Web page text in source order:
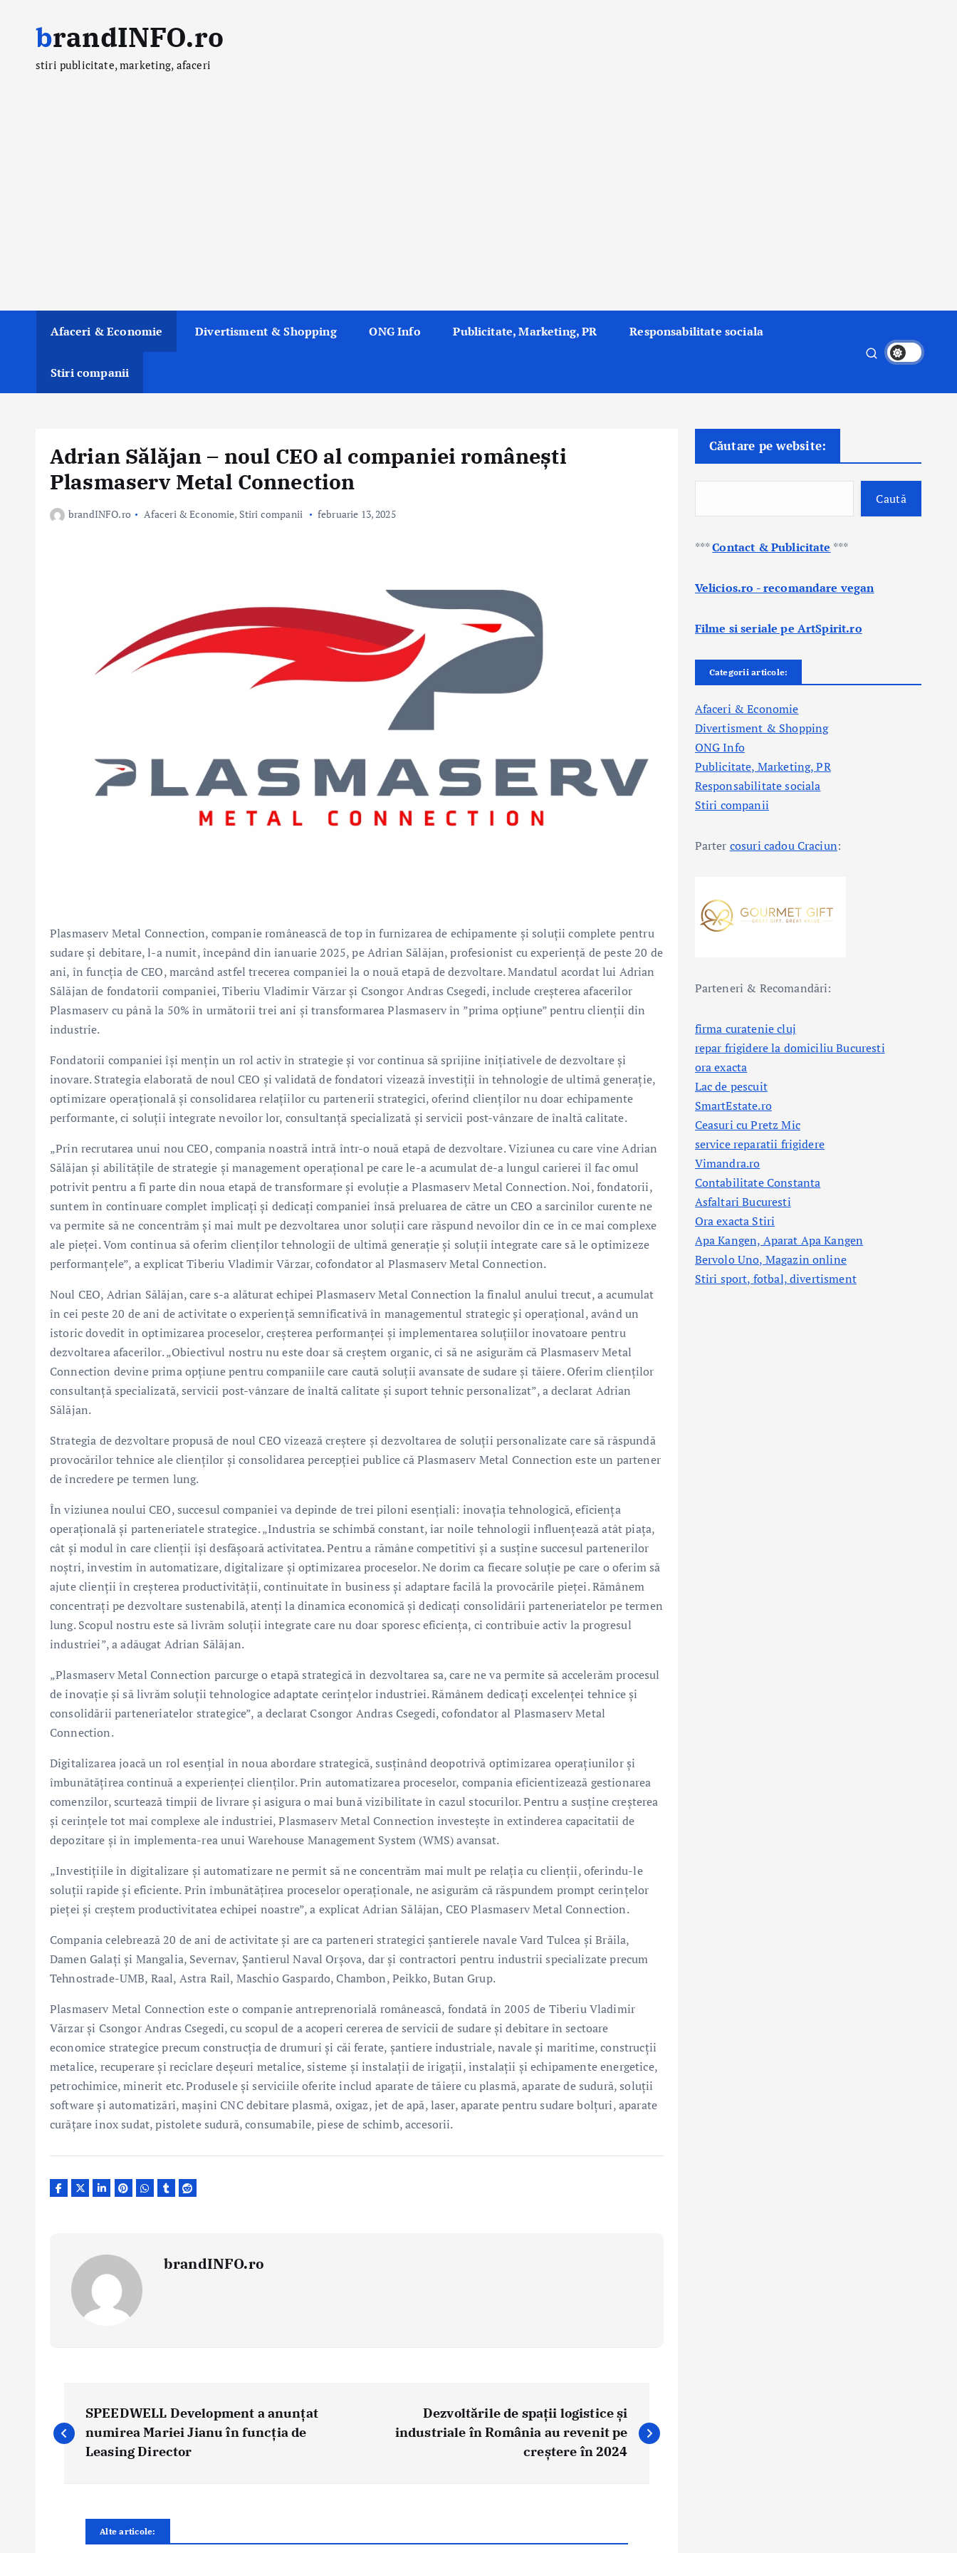
brandINFO.ro
stiri publicitate, marketing, afaceri
Afaceri & Economie Divertisment & Shopping ONG Info Publicitate, Marketing, PR Responsabilitate sociala
Stiri companii
Adrian Sălăjan – noul CEO al companiei românești
Plasmaserv Metal Connection
brandINFO.ro Afaceri & Economie, Stiri companii februarie 13, 2025
Plasmaserv Metal Connection, companie românească de top în furnizarea de echipamente și soluții complete pentru
sudare și debitare, l-a numit, începând din ianuarie 2025, pe Adrian Sălăjan, profesionist cu experiență de peste 20 de
ani, în funcția de CEO, marcând astfel trecerea companiei la o nouă etapă de dezvoltare. Mandatul acordat lui Adrian
Sălăjan de fondatorii companiei, Tiberiu Vladimir Vărzar și Csongor Andras Csegedi, include creșterea afacerilor
Plasmaserv cu până la 50% în următorii trei ani și transformarea Plasmaserv în ”prima opțiune” pentru clienții din
industrie.
Fondatorii companiei își mențin un rol activ în strategie și vor continua să sprijine inițiativele de dezvoltare și
inovare. Strategia elaborată de noul CEO și validată de fondatori vizează investiții în tehnologie de ultimă generație,
optimizare operațională și consolidarea relațiilor cu partenerii strategici, oferind clienților nu doar echipamente
performante, ci soluții integrate nevoilor lor, consultanță specializată și servicii post-vânzare de înaltă calitate.
„Prin recrutarea unui nou CEO, compania noastră intră într-o nouă etapă de dezvoltare. Viziunea cu care vine Adrian
Sălăjan și abilitățile de strategie și management operațional pe care le-a acumulat de-a lungul carierei îl fac omul
potrivit pentru a fi parte din noua etapă de transformare și evoluție a Plasmaserv Metal Connection. Noi, fondatorii,
suntem în continuare complet implicați și dedicați companiei însă preluarea de către un CEO a sarcinilor curente ne
va permite să ne concentrăm și mai mult pe dezvoltarea unor soluții care răspund nevoilor din ce în ce mai complexe
ale pieței. Vom continua să oferim clienților tehnologii de ultimă generație și soluții integrate care să le optimizeze
performanțele”, a explicat Tiberiu Vladimir Vărzar, cofondator al Plasmaserv Metal Connection.
Noul CEO, Adrian Sălăjan, care s-a alăturat echipei Plasmaserv Metal Connection la finalul anului trecut, a acumulat
în cei peste 20 de ani de activitate o experiență semnificativă în managementul strategic și operațional, având un
istoric dovedit în optimizarea proceselor, creșterea performanței și implementarea soluțiilor inovatoare pentru
dezvoltarea afacerilor. „Obiectivul nostru nu este doar să creștem organic, ci să ne asigurăm că Plasmaserv Metal
Connection devine prima opțiune pentru companiile care caută soluții avansate de sudare și tăiere. Oferim clienților
consultanță specializată, servicii post-vânzare de înaltă calitate și suport tehnic personalizat”, a declarat Adrian
Sălăjan.
Strategia de dezvoltare propusă de noul CEO vizează creștere și dezvoltarea de soluții personalizate care să răspundă
provocărilor tehnice ale clienților și consolidarea percepției publice că Plasmaserv Metal Connection este un partener
de încredere pe termen lung.
În viziunea noului CEO, succesul companiei va depinde de trei piloni esențiali: inovația tehnologică, eficiența
operațională și parteneriatele strategice. „Industria se schimbă constant, iar noile tehnologii influențează atât piața,
cât și modul în care clienții își desfășoară activitatea. Pentru a rămâne competitivi și a susține succesul partenerilor
noștri, investim în automatizare, digitalizare și optimizarea proceselor. Ne dorim ca fiecare soluție pe care o oferim să
ajute clienții în creșterea productivității, continuitate în business și adaptare facilă la provocările pieței. Rămânem
concentrați pe dezvoltare sustenabilă, atenți la dinamica economică și dedicați consolidării parteneriatelor pe termen
lung. Scopul nostru este să livrăm soluții integrate care nu doar sporesc eficiența, ci contribuie activ la progresul
industriei”, a adăugat Adrian Sălăjan.
„Plasmaserv Metal Connection parcurge o etapă strategică în dezvoltarea sa, care ne va permite să accelerăm procesul
de inovație și să livrăm soluții tehnologice adaptate cerințelor industriei. Rămânem dedicați excelenței tehnice și
consolidării parteneriatelor strategice”, a declarat Csongor Andras Csegedi, cofondator al Plasmaserv Metal
Connection.
Digitalizarea joacă un rol esențial în noua abordare strategică, susținând deopotrivă optimizarea operațiunilor și
îmbunătățirea continuă a experienței clienților. Prin automatizarea proceselor, compania eficientizează gestionarea
comenzilor, scurtează timpii de livrare și asigura o mai bună vizibilitate în cazul stocurilor. Pentru a susține creșterea
și cerințele tot mai complexe ale industriei, Plasmaserv Metal Connection investește în extinderea capacitatii de
depozitare și în implementa-rea unui Warehouse Management System (WMS) avansat.
„Investițiile în digitalizare și automatizare ne permit să ne concentrăm mai mult pe relația cu clienții, oferindu-le
soluții rapide și eficiente. Prin îmbunătățirea proceselor operaționale, ne asigurăm că răspundem prompt cerințelor
pieței și creștem productivitatea echipei noastre”, a explicat Adrian Sălăjan, CEO Plasmaserv Metal Connection.
Compania celebrează 20 de ani de activitate și are ca parteneri strategici șantierele navale Vard Tulcea și Brăila,
Damen Galați și Mangalia, Severnav, Șantierul Naval Orșova, dar și contractori pentru industrii specializate precum
Tehnostrade-UMB, Raal, Astra Rail, Maschio Gaspardo, Chambon, Peikko, Butan Grup.
Plasmaserv Metal Connection este o companie antreprenorială românească, fondată în 2005 de Tiberiu Vladimir
Vărzar și Csongor Andras Csegedi, cu scopul de a acoperi cererea de servicii de sudare și debitare în sectoare
economice strategice precum construcția de drumuri și căi ferate, șantiere industriale, navale și maritime, construcții
metalice, recuperare și reciclare deșeuri metalice, sisteme și instalații de irigații, instalații și echipamente energetice,
petrochimice, minerit etc. Produsele și serviciile oferite includ aparate de tăiere cu plasmă, aparate de sudură, soluții
software și automatizări, mașini CNC debitare plasmă, oxigaz, jet de apă, laser, aparate pentru sudare bolțuri, aparate
curățare inox sudat, pistolete sudură, consumabile, piese de schimb, accesorii.
brandINFO.ro
v
SPEEDWELL Development a anunțat
numirea Mariei Jianu în funcția de
Leasing Director
Dezvoltările de spații logistice și
industriale în România au revenit pe
creștere în 2024
Alte articole:
Căutare pe website:
Caută
***Contact & Publicitate ***
Velicios.ro - recomandare vegan
Filme si seriale pe ArtSpirit.ro
Categorii articole:
Afaceri & Economie
Divertisment & Shopping
ONG Info
Publicitate, Marketing, PR
Responsabilitate sociala
Stiri companii
Parter cosuri cadou Craciun:
Parteneri & Recomandări:
firma curatenie cluj
repar frigidere la domiciliu Bucuresti
ora exacta
Lac de pescuit
SmartEstate.ro
Ceasuri cu Pretz Mic
service reparatii frigidere
Vimandra.ro
Contabilitate Constanta
Asfaltari Bucuresti
Ora exacta Stiri
Apa Kangen, Aparat Apa Kangen
Bervolo Uno, Magazin online
Stiri sport, fotbal,divertisment